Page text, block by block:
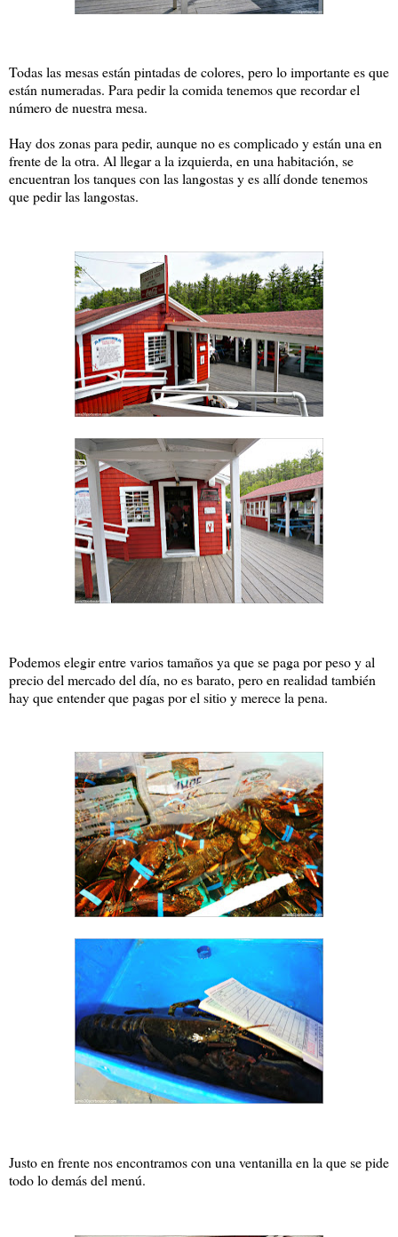
Todas las mesas están pintadas de colores, pero lo importante es que
están numeradas. Para pedir la comida tenemos que recordar el
número de nuestra mesa.
Hay dos zonas para pedir, aunque no es complicado y están una en
frente de la otra. Al llegar a la izquierda, en una habitación, se
encuentran los tanques con las langostas y es allí donde tenemos
que pedir las langostas.
Podemos elegir entre varios tamaños ya que se paga por peso y al
precio del mercado del día, no es barato, pero en realidad también
hay que entender que pagas por el sitio y merece la pena.
Justo en frente nos encontramos con una ventanilla en la que se pide
todo lo demás del menú.